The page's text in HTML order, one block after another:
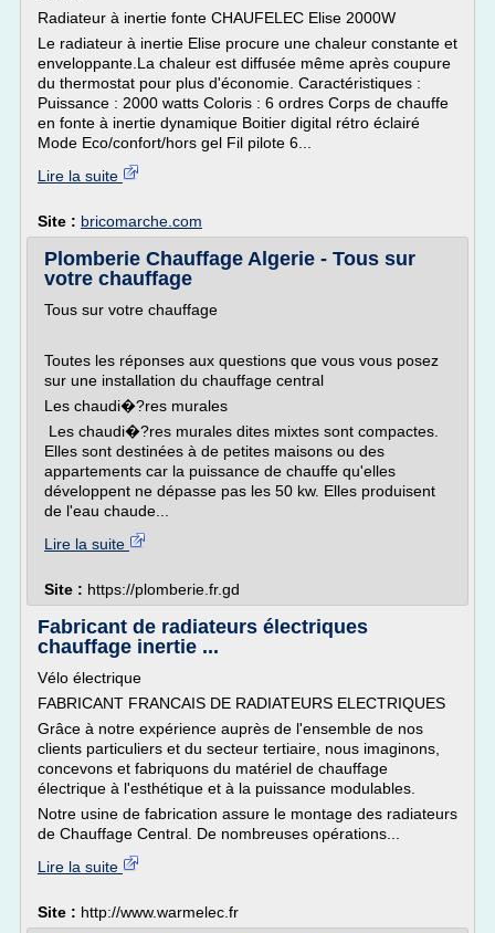
Radiateur à inertie fonte CHAUFELEC Elise 2000W
Le radiateur à inertie Elise procure une chaleur constante et
enveloppante.La chaleur est diffusée même après coupure
du thermostat pour plus d'économie. Caractéristiques :
Puissance : 2000 watts Coloris : 6 ordres Corps de chauffe
en fonte à inertie dynamique Boitier digital rétro éclairé
Mode Eco/confort/hors gel Fil pilote 6...
Lire la suite
Site : bricomarche.com
Plomberie Chauffage Algerie - Tous sur
votre chauffage
Tous sur votre chauffage
Toutes les réponses aux questions que vous vous posez
sur une installation du chauffage central
Les chaudi�?res murales
Les chaudi�?res murales dites mixtes sont compactes.
Elles sont destinées à de petites maisons ou des
appartements car la puissance de chauffe qu'elles
développent ne dépasse pas les 50 kw. Elles produisent
de l'eau chaude...
Lire la suite
Site : https://plomberie.fr.gd
Fabricant de radiateurs électriques
chauffage inertie ...
Vélo électrique
FABRICANT FRANCAIS DE RADIATEURS ELECTRIQUES
Grâce à notre expérience auprès de l'ensemble de nos
clients particuliers et du secteur tertiaire, nous imaginons,
concevons et fabriquons du matériel de chauffage
électrique à l'esthétique et à la puissance modulables.
Notre usine de fabrication assure le montage des radiateurs
de Chauffage Central. De nombreuses opérations...
Lire la suite
Site : http://www.warmelec.fr